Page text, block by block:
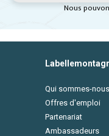
Nous
Qui sommes-
Offres d'emploi
Partenariat
Ambassadeurs